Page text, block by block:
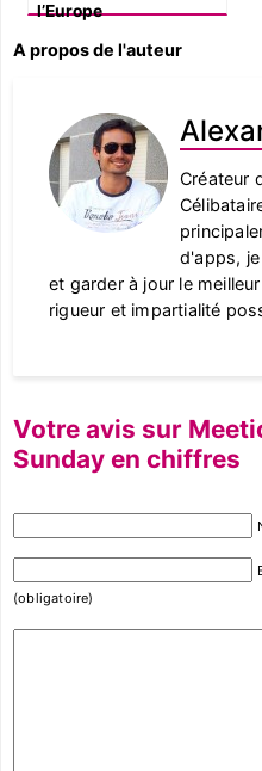
l’Europe
A propos de l'auteur
Créateur
d'apps,
et garder à jour le
rigueur et impartialité
Votre avis sur
Sunday en chiffres
(obligatoire)